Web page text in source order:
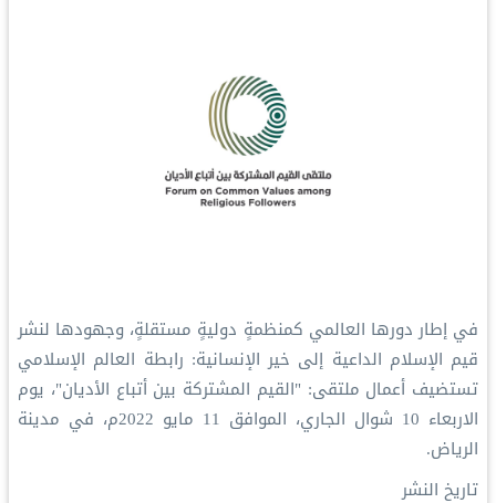
في إطار دورها العالمي كمنظمةٍ دوليةٍ مستقلةٍ، وجهودها لنشر
قيم الإسلام‬⁩ الداعية إلى خير الإنسانية: رابطة العالم الإسلامي‬⁩
تستضيف أعمال ملتقى: "القيم المشتركة بين أتباع الأديان"، يوم
الاربعاء 10 شوال الجاري، الموافق 11 مايو 2022م، في مدينة
الرياض‬⁩.
تاريخ النشر